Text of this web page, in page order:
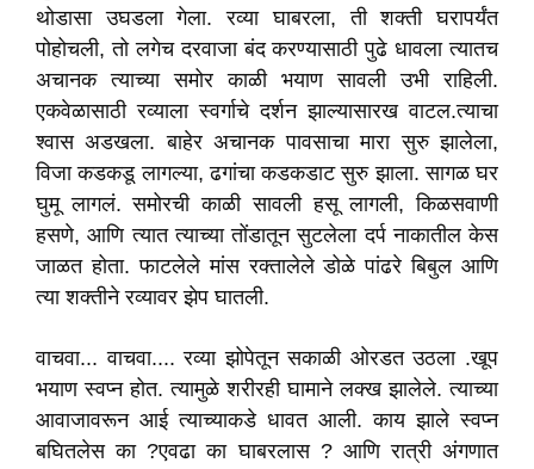
थोडासा उघडला गेला. रव्या घाबरला, ती शक्ती घरापर्यंत
पोहोचली, तो लगेच दरवाजा बंद करण्यासाठी पुढे धावला त्यातच
अचानक त्याच्या समोर काळी भयाण सावली उभी राहिली.
एकवेळासाठी रव्याला स्वर्गाचे दर्शन झाल्यासारख वाटल.त्याचा
श्वास अडखला. बाहेर अचानक पावसाचा मारा सुरु झालेला,
विजा कडकडू लागल्या, ढगांचा कडकडाट सुरु झाला. सागळ घर
घुमू लागलं. समोरची काळी सावली हसू लागली, किळसवाणी
हसणे, आणि त्यात त्याच्या तोंडातून सुटलेला दर्प नाकातील केस
जाळत होता. फाटलेले मांस रक्तालेले डोळे पांढरे बिबुल आणि
त्या शक्तीने रव्यावर झेप घातली.
वाचवा... वाचवा.... रव्या झोपेतून सकाळी ओरडत उठला .खूप
भयाण स्वप्न होत. त्यामुळे शरीरही घामाने लक्ख झालेले. त्याच्या
आवाजावरून आई त्याच्याकडे धावत आली. काय झाले स्वप्न
बघितलेस का ?एवढा का घाबरलास ? आणि रात्री अंगणात